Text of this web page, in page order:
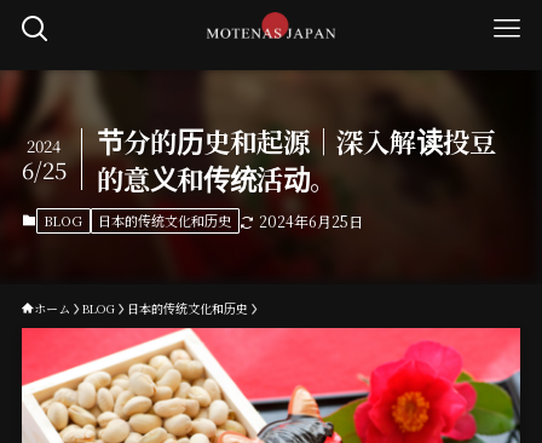
节分的历史和起源｜深入解读投豆
的意义和传统活动。
2024
6/25
BLOG 日本的传统文化和历史 2024年6月25日
ホーム BLOG 日本的传统文化和历史